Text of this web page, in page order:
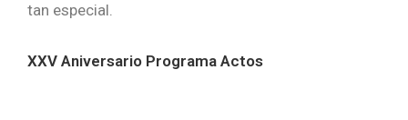
tan especial.
XXV Aniversario Programa Actos